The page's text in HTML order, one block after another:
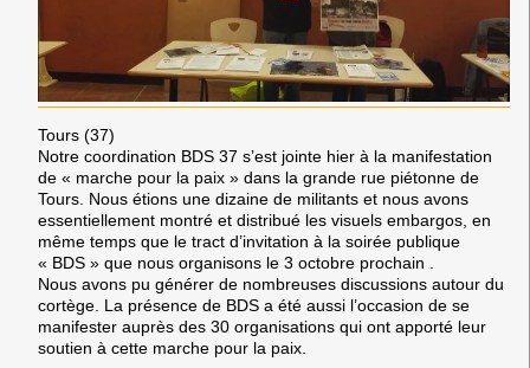
Tours (37)
Notre coordination BDS 37 s’est jointe hier à la manifestation
de « marche pour la paix » dans la grande rue piétonne de
Tours. Nous étions une dizaine de militants et nous avons
essentiellement montré et distribué les visuels embargos, en
même temps que le tract d’invitation à la soirée publique
« BDS » que nous organisons le 3 octobre prochain .
Nous avons pu générer de nombreuses discussions autour du
cortège. La présence de BDS a été aussi l’occasion de se
manifester auprès des 30 organisations qui ont apporté leur
soutien à cette marche pour la paix.